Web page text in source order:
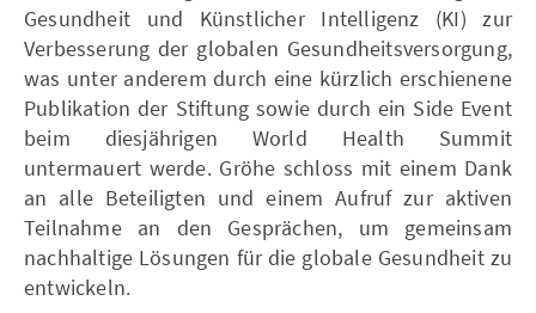
Gesundheit und Künstlicher Intelligenz (KI) zur
Verbesserung der globalen Gesundheitsversorgung,
was unter anderem durch eine kürzlich erschienene
Publikation der Stiftung sowie durch ein Side Event
beim diesjährigen World Health Summit
untermauert werde. Gröhe schloss mit einem Dank
an alle Beteiligten und einem Aufruf zur aktiven
Teilnahme an den Gesprächen, um gemeinsam
nachhaltige Lösungen für die globale Gesundheit zu
entwickeln.